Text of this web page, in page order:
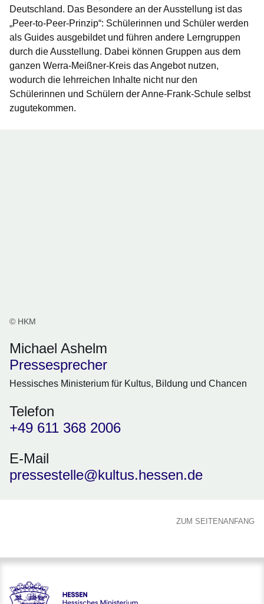
Deutschland. Das Besondere an der Ausstellung ist das
„Peer-to-Peer-Prinzip“: Schülerinnen und Schüler werden
als Guides ausgebildet und führen andere Lerngruppen
durch die Ausstellung. Dabei können Gruppen aus dem
ganzen Werra-Meißner-Kreis das Angebot nutzen,
wodurch die lehrreichen Inhalte nicht nur den
Schülerinnen und Schülern der Anne-Frank-Schule selbst
zugutekommen.
© HKM
Michael Ashelm
Pressesprecher
Hessisches Ministerium für Kultus, Bildung und Chancen
Telefon
+49 611 368 2006
E-Mail
pressestelle@kultus.hessen.de
ZUM SEITENANFANG